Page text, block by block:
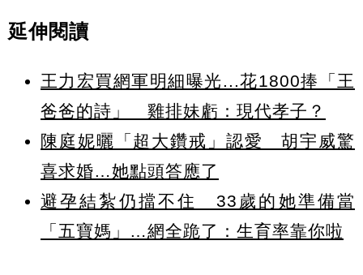
延伸閱讀
王力宏買網軍明細曝光...花1800捧「王
爸爸的詩」 雞排妹虧：現代孝子？
陳庭妮曬「超大鑽戒」認愛 胡宇威驚
喜求婚…她點頭答應了
避孕結紮仍擋不住 33歲的她準備當
「五寶媽」…網全跪了：生育率靠你啦